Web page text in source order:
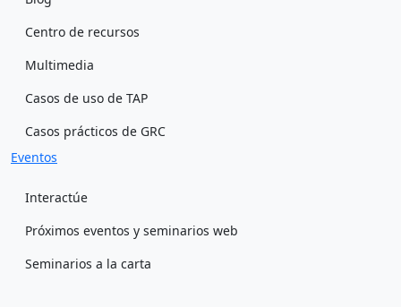
Centro de recursos
Multimedia
Casos de uso de TAP
Casos prácticos de GRC
Eventos
Interactúe
Próximos eventos y seminarios web
Seminarios a la carta